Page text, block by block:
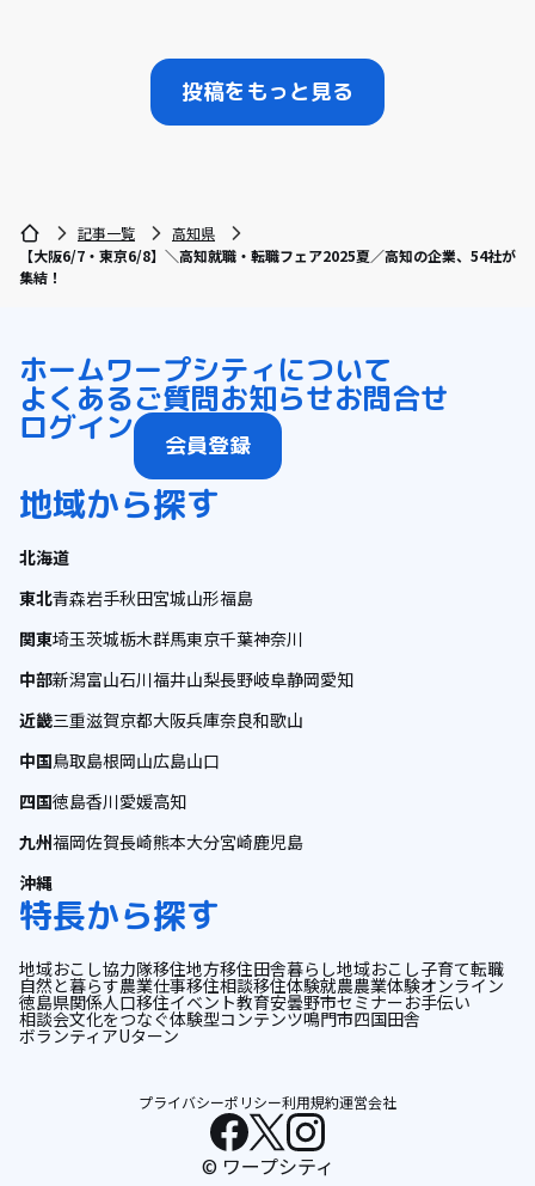
投稿をもっと見る
記事一覧
高知県
【大阪6/7・東京6/8】＼高知就職・転職フェア2025夏／高知の企業、54社が
集結！
ホームワープシティについて
よくあるご質問お知らせお問合せ
ログイン 会員登録
地域から探す
北海道
東北青森岩手秋田宮城山形福島
関東埼玉茨城栃木群馬東京千葉神奈川
中部新潟富山石川福井山梨長野岐阜静岡愛知
近畿三重滋賀京都大阪兵庫奈良和歌山
中国鳥取島根岡山広島山口
四国徳島香川愛媛高知
九州福岡佐賀長崎熊本大分宮崎鹿児島
沖縄
特長から探す
地域おこし協力隊移住地方移住田舎暮らし地域おこし子育て転職
自然と暮らす農業仕事移住相談移住体験就農農業体験オンライン
徳島県関係人口移住イベント教育安曇野市セミナーお手伝い
相談会文化をつなぐ体験型コンテンツ鳴門市四国田舎
ボランティアUターン
プライバシーポリシー利用規約運営会社
© ワープシティ